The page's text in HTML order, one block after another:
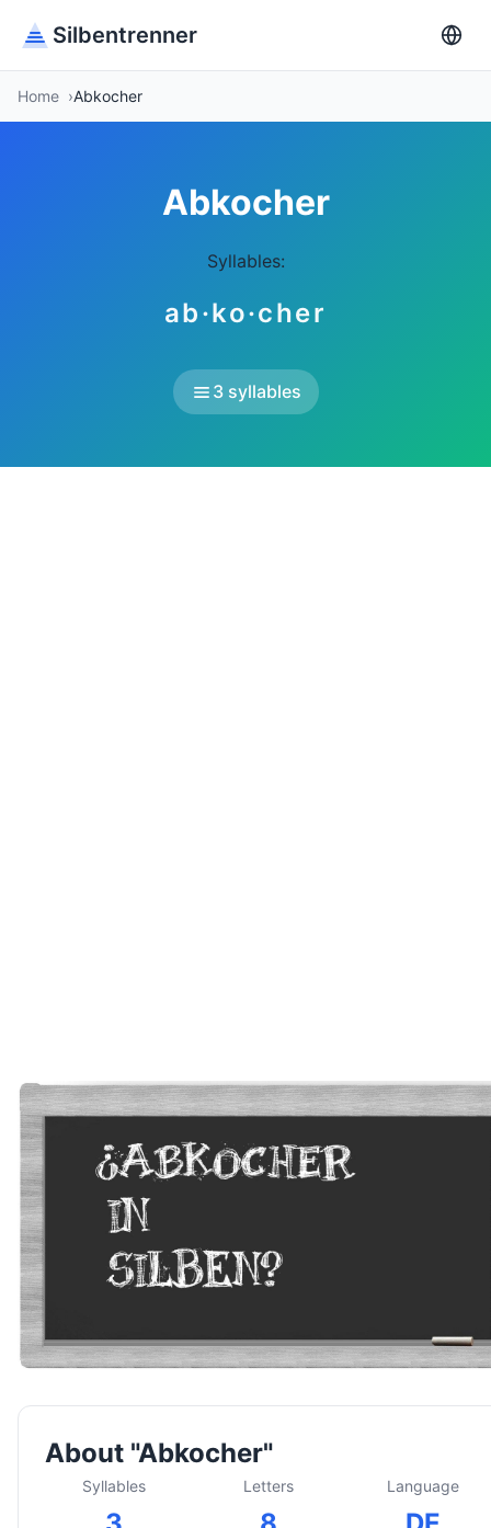
Silbentrenner
Home Abkocher
Abkocher
Syllables:
ab·ko·cher
3 syllables
About "Abkocher"
Syllables Letters Language